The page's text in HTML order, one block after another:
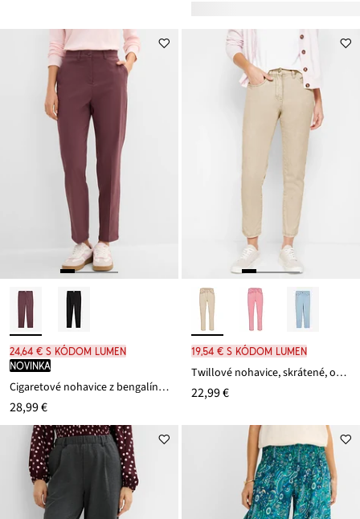
24,64 € s kódom LUMEN
novinka
Cigaretové nohavice z bengalínu, kašírujú brucho
28,99 €
19,54 € s kódom LUMEN
Twillové nohavice, skrátené, obnosený vzhľad
22,99 €